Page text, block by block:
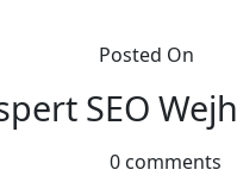
Posted On
SEO
0 comments